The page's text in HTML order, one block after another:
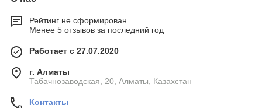
Рейтинг не сформирован
Менее 5 отзывов за последний год
Работает с 27.07.2020
г. Алматы
Табачнозаводская, 20, Алматы, Казахстан
Контакты